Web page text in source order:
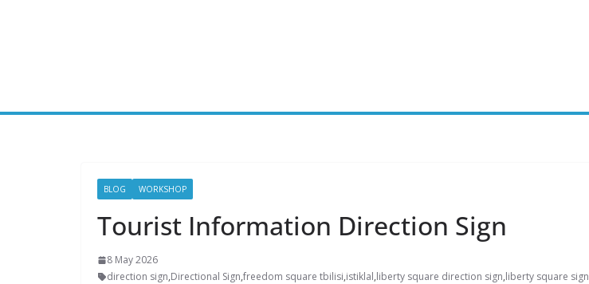
BLOG WORKSHOP
Tourist Information Direction Sign
8 May 2026
direction sign,Directional Sign,freedom square tbilisi,istiklal,liberty square direction sign,liberty square sign